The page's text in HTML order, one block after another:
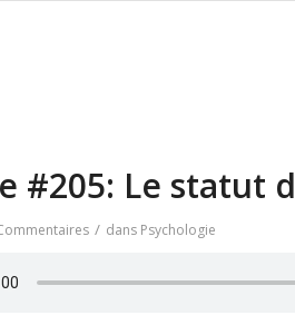
#205: Le statut
/ dans Psychologie